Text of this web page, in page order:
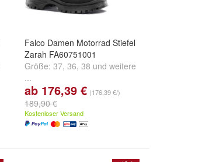
Falco Damen Motorrad Stiefel
Zarah FA60751001
Größe: 37, 36, 38 und weitere
...
ab 176,39 € (176,39 €/)
189,90 €
Kostenloser Versand